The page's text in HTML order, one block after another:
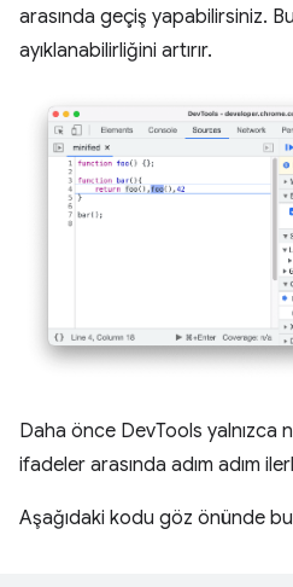
arasında geçiş yapabilirsiniz.
ayıklanabilirliğini artırır.
Daha önce DevTools yalnızca
ifadeler arasında adım adım
Aşağıdaki kodu göz önünde